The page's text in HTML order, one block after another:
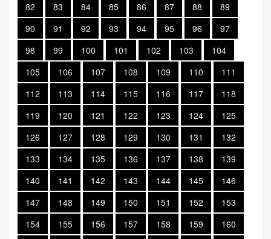
82
83 84 85 86 87 88
89
90
91 92 93 94 95 96
97
98
99 100 101 102 103
104
105
106 107 108 109 110
111
112
113 114 115 116 117
118
119
120 121 122 123 124
125
126
127 128 129 130 131
132
133
134 135 136 137 138
139
140
141 142 143 144 145
146
147
148 149 150 151 152
153
154
155 156 157 158 159
160